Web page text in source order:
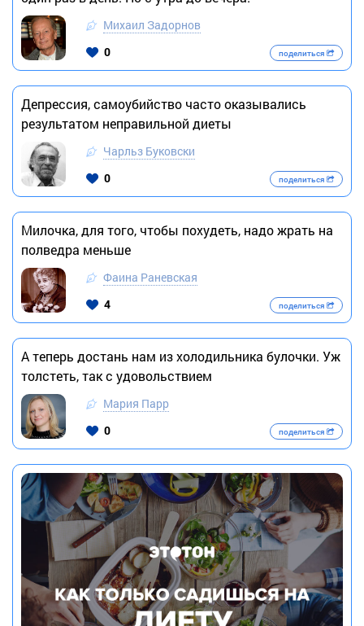
Михаил Задорнов
0
поделиться
Депрессия, самоубийство часто оказывались
результатом неправильной диеты
Чарльз Буковски
0
поделиться
Милочка, для того, чтобы похудеть, надо жрать на
полведра меньше
Фаина Раневская
4
поделиться
А теперь достань нам из холодильника булочки. Уж
толстеть, так с удовольствием
Мария Парр
0
поделиться